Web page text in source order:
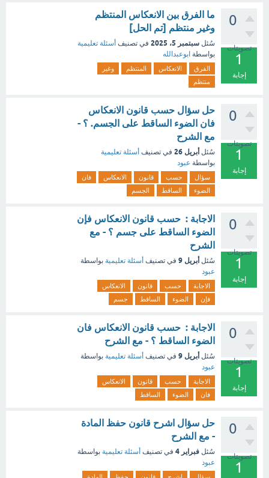
0
تصويتات
1
إجابة
ما الفرق بين الانعكاس المنتظم
وغير منتظم [تم الحل]
سُئل سبتمبر 5، 2025 في تصنيف أسئلة تعليمية
بواسطة ابوعبدالله
الفرق الانعكاس المنتظم
وغير
منتظم
0
تصويتات
1
إجابة
حل سؤال حسب قانون الانعكاس
فان الضوء الساقط على الجسم. ؟ -
مع الشرح
سُئل أبريل 26 في تصنيف أسئلة تعليمية
بواسطة عبود
سؤال حسب قانون الانعكاس
فان
الضوء
الساقط الجسم
0
تصويتات
1
إجابة
الاجابة : حسب قانون الانعكاس فإن
الضوء الساقط على جسم ؟ - مع
الشرح
سُئل أبريل 9 في تصنيف أسئلة تعليمية بواسطة
عبود
الاجابة حسب قانون
الانعكاس
فإن
الضوء الساقط جسم
0
تصويتات
1
إجابة
الاجابة : حسب قانون الانعكاس فان
الضوء الساقط ؟ - مع الشرح
سُئل أبريل 9 في تصنيف أسئلة تعليمية بواسطة
عبود
الاجابة حسب قانون
الانعكاس
فان
الضوء الساقط
0
تصويتات
1
حل سؤال اشرح قانون حفظ المادة
- مع الشرح
سُئل فبراير 4 في تصنيف أسئلة تعليمية بواسطة
عبود